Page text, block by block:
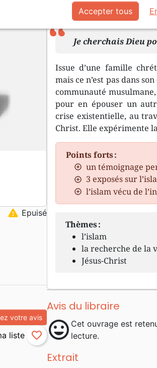
Description Détails du
Je cherchais Dieu
Issue d’une famille
mais ce n’est pas dans
communauté
pour en épouser un
crise existentielle, au
Christ. Elle expérimente
Points forts :
un témoignage
3 exposés sur
l’islam vécu de
Thèmes :
l’islam
la recherche de la
Jésus-Christ
Avis du libraire
mood Cet ouvrage est
lecture.
Extrait
warning Epuisé
votre avis
favorite_border
Accepter tous